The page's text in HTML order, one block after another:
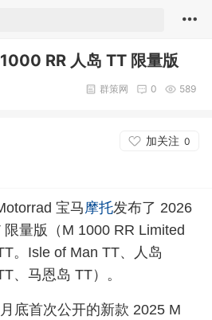
RR 人岛 TT 限量版
589
0
群策网
加关注 0
宝马 摩托发布了 2026
量版（M 1000 RR Limited
。Isle of Man TT、人岛
、马恩岛 TT）。
底首次公开的新款 2025 M